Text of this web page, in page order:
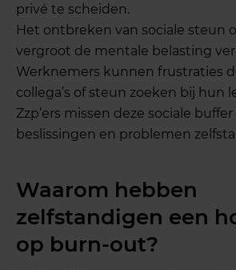
privé te scheiden.
Het ontbreken van sociale steun
vergroot de mentale belasting
Werknemers kunnen frustraties
collega’s of steun zoeken bij hun
Zzp’ers missen deze sociale
beslissingen en problemen
Waarom hebben
zelfstandigen een
op burn-out?